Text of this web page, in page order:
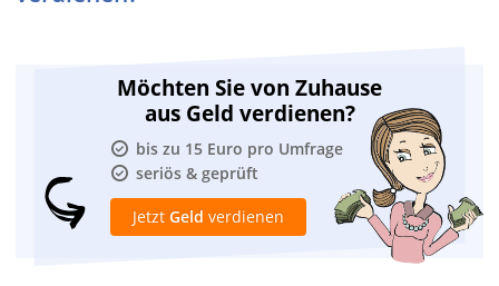
Möchten Sie von Zuhause
aus Geld verdienen?
bis zu 15 Euro pro Umfrage
seriös & geprüft
Jetzt Geld verdienen